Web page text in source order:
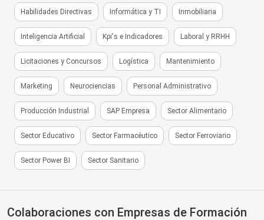
Habilidades Directivas Informática y TI Inmobiliaria
Inteligencia Artificial Kpi's e Indicadores Laboral y RRHH
Licitaciones y Concursos Logística Mantenimiento
Marketing Neurociencias Personal Administrativo
Producción Industrial SAP Empresa Sector Alimentario
Sector Educativo Sector Farmacéutico Sector Ferroviario
Sector Power BI Sector Sanitario
Colaboraciones con Empresas de Formación